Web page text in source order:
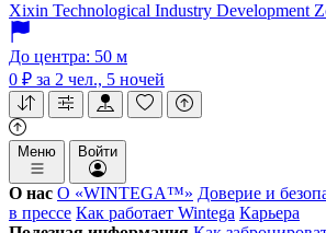
Xixin Technological Industry Development
До центра: 50 м
0 ₽ за 2 чел., 5 ночей
Меню Войти
О нас О «WINTEGA™» Доверие и
в прессе Как работает Wintega Карьера